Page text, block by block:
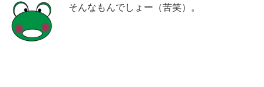
そんなもんでしょー（苦笑）。